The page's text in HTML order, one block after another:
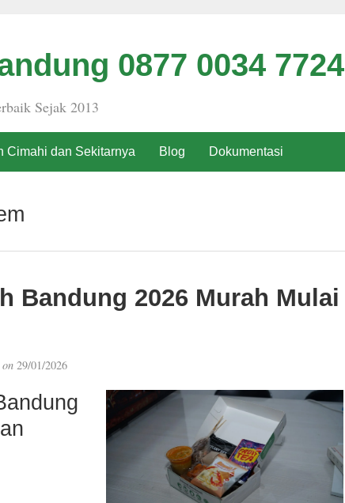
0877 0034 7724
Sejak 2013
Cimahi dan Sekitarnya Blog Dokumentasi
Bandung 2026 Murah Mulai
on29/01/2026